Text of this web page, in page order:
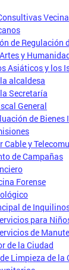
de Regulación
y
Asiáticos y los
alcaldesa
Secretaría
General
de Bienes
Cable y
de Campañas
Forense
de
para
de
de la Ciudad
Limpieza de la